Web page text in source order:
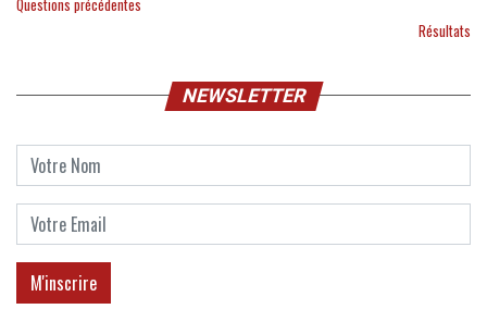
Questions précédentes
Résultats
NEWSLETTER